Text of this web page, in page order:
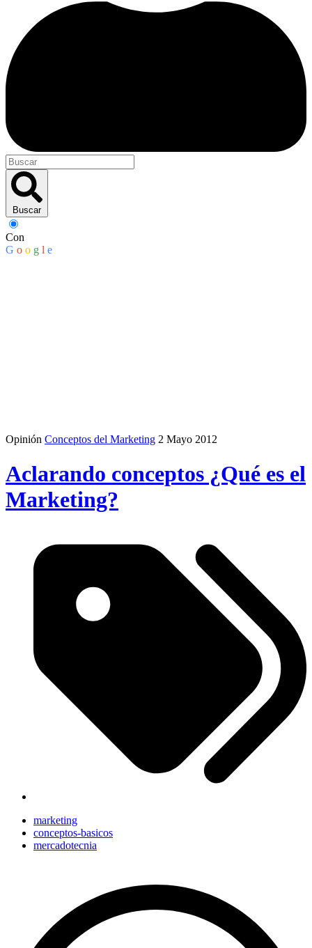
Buscar
Con
G o o g l e
Opinión Conceptos del Marketing 2 Mayo 2012
Aclarando conceptos ¿Qué es el
Marketing?
marketing
conceptos-basicos
mercadotecnia